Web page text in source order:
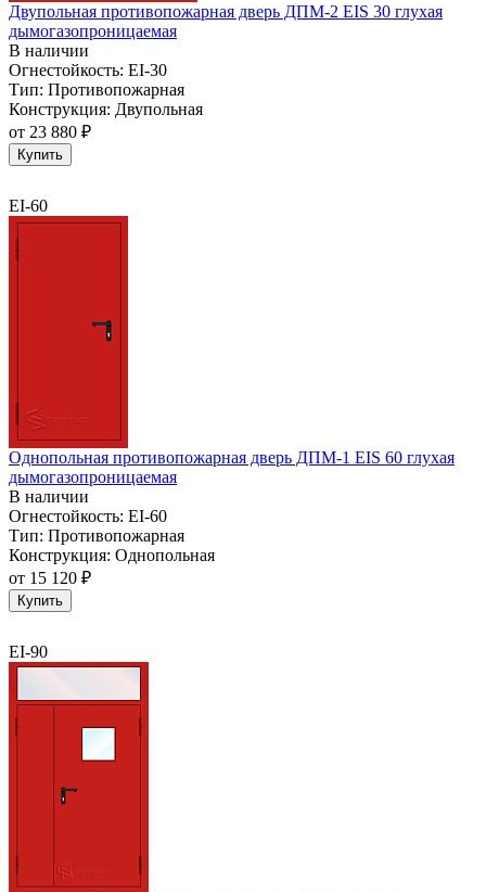
Двупольная противопожарная дверь ДПМ-2 EIS 30 глухая
дымогазопроницаемая
В наличии
Огнестойкость: EI-30
Тип: Противопожарная
Конструкция: Двупольная
от 23 880 ₽
Купить
EI-60
Однопольная противопожарная дверь ДПМ-1 EIS 60 глухая
дымогазопроницаемая
В наличии
Огнестойкость: EI-60
Тип: Противопожарная
Конструкция: Однопольная
от 15 120 ₽
Купить
EI-90